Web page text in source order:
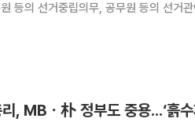
등의 선거중립의무, 공무원 등의 선거
명회를 열고 있다. 이에 대